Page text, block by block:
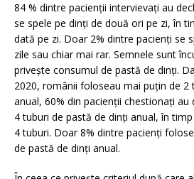
84 % dintre pacienții intervievați au
se spele pe dinți de două ori pe zi, în
dată pe zi. Doar 2% dintre pacienți se
zile sau chiar mai rar. Semnele sunt
privește consumul de pastă de dinți.
2020, românii foloseau mai puțin de 2
anual, 60% din pacienții chestionați au
4 tuburi de pastă de dinți anual, în
4 tuburi. Doar 8% dintre pacienți
de pastă de dinți anual.